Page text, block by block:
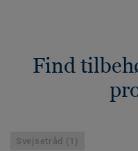
Find
Svejsetråd (1)